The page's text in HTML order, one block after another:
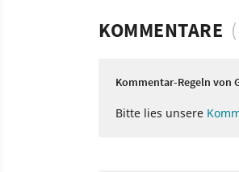
KOMMENTARE
Kommentar-Regeln von
Bitte lies unsere